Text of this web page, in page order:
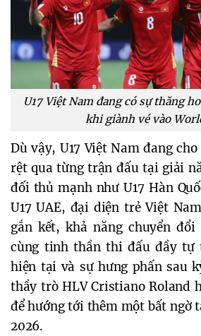
U17 Việt Nam đang có sự thăng
khi giành vé vào
Dù vậy, U17 Việt Nam đang
rệt qua từng trận đấu tại giải
đối thủ mạnh như U17 Hàn
U17 UAE, đại diện trẻ Việt
gắn kết, khả năng chuyển
cùng tinh thần thi đấu đầy tự
hiện tại và sự hưng phấn sau
thầy trò HLV Cristiano Roland
để hướng tới thêm một bất ngờ
2026.